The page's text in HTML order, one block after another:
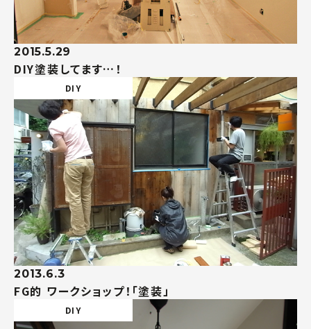
2015.5.29
DIY塗装してます…！
2013.6.3
FG的 ワークショップ！「塗装」
DIY
DIY